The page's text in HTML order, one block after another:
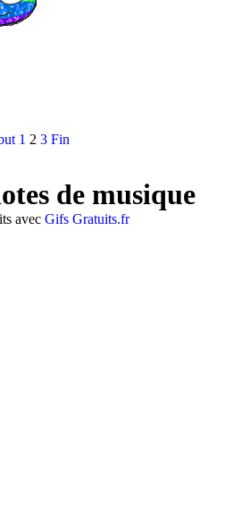
1 2 3 Fin
de musique
avec Gifs Gratuits.fr